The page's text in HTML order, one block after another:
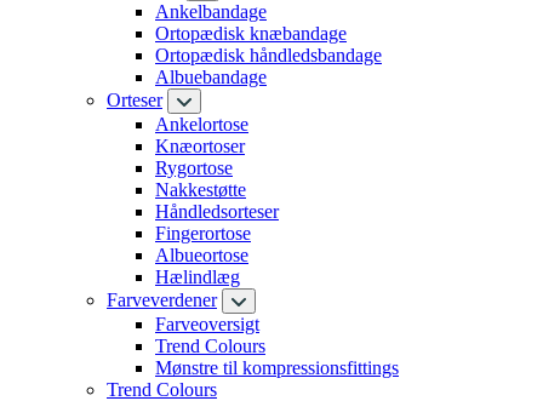
Ankelbandage
Ortopædisk knæbandage
Ortopædisk håndledsbandage
Albuebandage
Orteser
Ankelortose
Knæortoser
Rygortose
Nakkestøtte
Håndledsorteser
Fingerortose
Albueortose
Hælindlæg
Farveverdener
Farveoversigt
Trend Colours
Mønstre til kompressionsfittings
Trend Colours